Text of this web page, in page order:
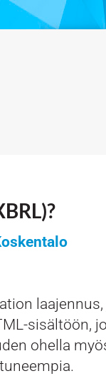
sisältöön,
ohella